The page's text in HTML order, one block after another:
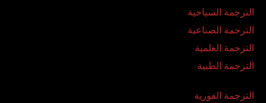
الترجمة السياحية
الترجمة الصناعية
الترجمة العلمية
الترجمة الطبية
الترجمة الفورية